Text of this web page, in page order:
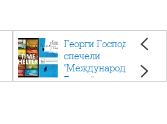
Георги Господинов
спечели
"Международен
Букър" с романа